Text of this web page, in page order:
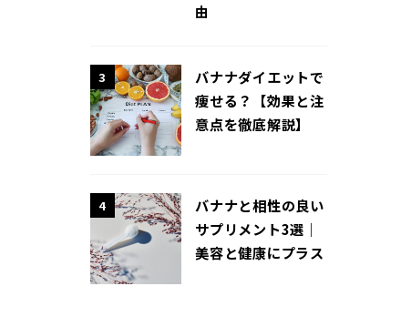
由
3
バナナダイエットで
痩せる？【効果と注
意点を徹底解説】
4
バナナと相性の良い
サプリメント3選｜
美容と健康にプラス